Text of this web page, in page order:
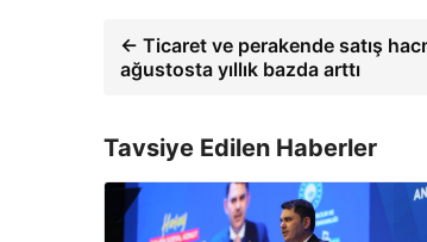
← Ticaret ve perakende satış
ağustosta yıllık bazda arttı
Tavsiye Edilen Haberler